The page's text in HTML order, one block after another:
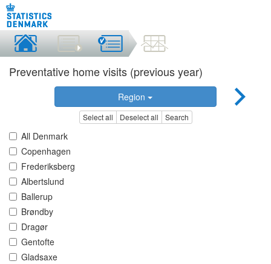
Preventative home visits (previous year)
Region
Select all Deselect all Search
All Denmark
Copenhagen
Frederiksberg
Albertslund
Ballerup
Brøndby
Dragør
Gentofte
Gladsaxe